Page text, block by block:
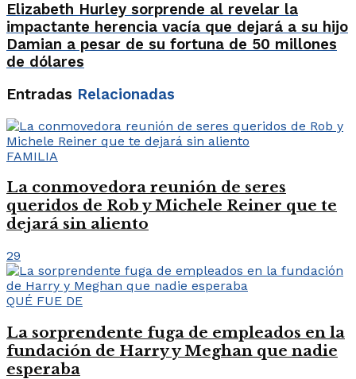
Elizabeth Hurley sorprende al revelar la
impactante herencia vacía que dejará a su hijo
Damian a pesar de su fortuna de 50 millones
de dólares
Entradas Relacionadas
FAMILIA
La conmovedora reunión de seres
queridos de Rob y Michele Reiner que te
dejará sin aliento
29
QUÉ FUE DE
La sorprendente fuga de empleados en la
fundación de Harry y Meghan que nadie
esperaba